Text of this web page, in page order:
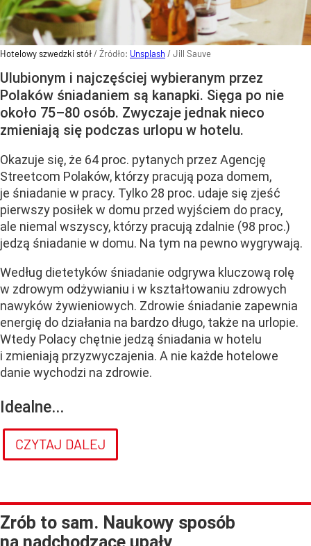
Hotelowy szwedzki stół/ Źródło: Unsplash / Jill Sauve
Ulubionym i najczęściej wybieranym przez
Polaków śniadaniem są kanapki. Sięga po nie
około 75–80 osób. Zwyczaje jednak nieco
zmieniają się podczas urlopu w hotelu.
Okazuje się, że 64 proc. pytanych przez Agencję
Streetcom Polaków, którzy pracują poza domem,
je śniadanie w pracy. Tylko 28 proc. udaje się zjeść
pierwszy posiłek w domu przed wyjściem do pracy,
ale niemal wszyscy, którzy pracują zdalnie (98 proc.)
jedzą śniadanie w domu. Na tym na pewno wygrywają.
Według dietetyków śniadanie odgrywa kluczową rolę
w zdrowym odżywianiu i w kształtowaniu zdrowych
nawyków żywieniowych. Zdrowie śniadanie zapewnia
energię do działania na bardzo długo, także na urlopie.
Wtedy Polacy chętnie jedzą śniadania w hotelu
i zmieniają przyzwyczajenia. A nie każde hotelowe
danie wychodzi na zdrowie.
Idealne...
CZYTAJ DALEJ
Zrób to sam. Naukowy sposób